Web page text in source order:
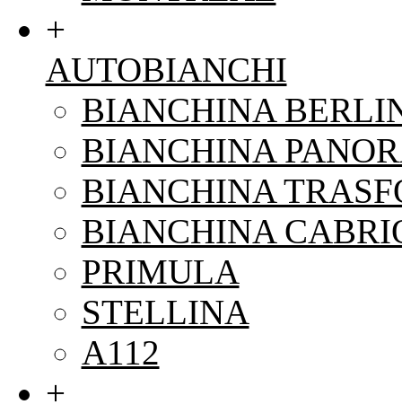
+
AUTOBIANCHI
BIANCHINA
BIANCHINA
BIANCHINA
BIANCHINA
PRIMULA
STELLINA
A112
+